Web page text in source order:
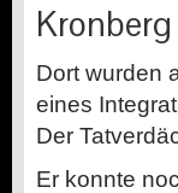
Dort wurden
eines
Der
Er konnte